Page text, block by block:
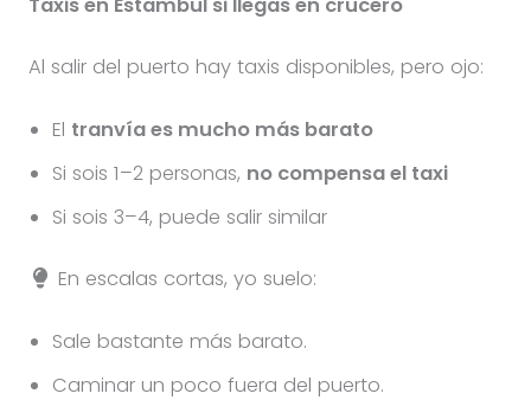
Taxis en Estambul si llegas en crucero
Al salir del puerto hay taxis disponibles, pero ojo:
El tranvía es mucho más barato
Si sois 1–2 personas, no compensa el taxi
Si sois 3–4, puede salir similar
En escalas cortas, yo suelo:
Sale bastante más barato.
Caminar un poco fuera del puerto.